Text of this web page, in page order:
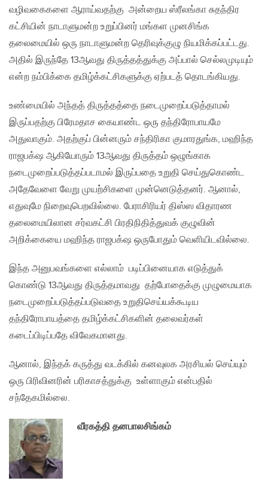
வழிவகைகளை ஆராய்வதற்கு அன்றைய ஸ்ரீலங்கா சுதந்திர
கட்சியின் நாடாளுமன்ற உறுப்பினர் மங்கள முனசிங்க
தலைமையில் ஒரு நாடாளுமன்ற தெரிவுக்குழு நியமிக்கப்பட்டது.
அதில் இருந்தே 13ஆவது திருத்தத்துக்கு அப்பால் செல்லமுடியும்
என்ற நம்பிக்கை தமிழ்க்கட்சிகளுக்கு ஏற்படத் தொடங்கியது.
உண்மையில் அந்தத் திருத்தத்தை நடைமுறைப்படுத்தாமல்
இருப்பதற்கு பிரேமதாச கையாண்ட ஒரு தந்திரோபாயமே
அதுவாகும். அதற்குப் பின்னரும் சந்திரிகா குமாரதுங்க, மஹிந்த
ராஜபக்‌ஷ ஆகியோரும் 13ஆவது திருத்தம் ஒழுங்காக
நடைமுறைப்படுத்தப்படாமல் இருப்பதை உறுதி செய்துகொண்ட
அதேவேளை வேறு முயற்சிகளை முன்னெடுத்தனர். ஆனால்,
எதுவுமே நிறைவுபெறவில்லை. பேராசிரியர் திஸ்ஸ விதாரண
தலைமையிலான சர்வகட்சி பிரதிநிதித்துவக் குழுவின்
அறிக்கையை மஹிந்த ராஜபக்‌ஷ ஒருபோதும் வெளியிடவில்லை.
இந்த அனுபவங்களை எல்லாம் படிப்பினையாக எடுத்துக்
கொண்டு 13ஆவது திருத்தமாவது தற்போதைக்கு முழுமையாக
நடைமுறைப்படுத்தப்படுவதை உறுதிசெய்யக்கூடிய
தந்திரோபாயத்தை தமிழ்க்கட்சிகளின் தலைவர்கள்
கடைப்பிடிப்பதே விவேகமானது.
ஆனால், இந்தக் கருத்து வடக்கில் கனவுலக அரசியல் செய்யும்
ஒரு பிரிவினரின் பரிகாசத்துக்கு உள்ளாகும் என்பதில்
சந்தேகமில்லை.
வீரகத்தி தனபாலசிங்கம்